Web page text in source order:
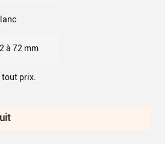
à 72 mm
tout prix.